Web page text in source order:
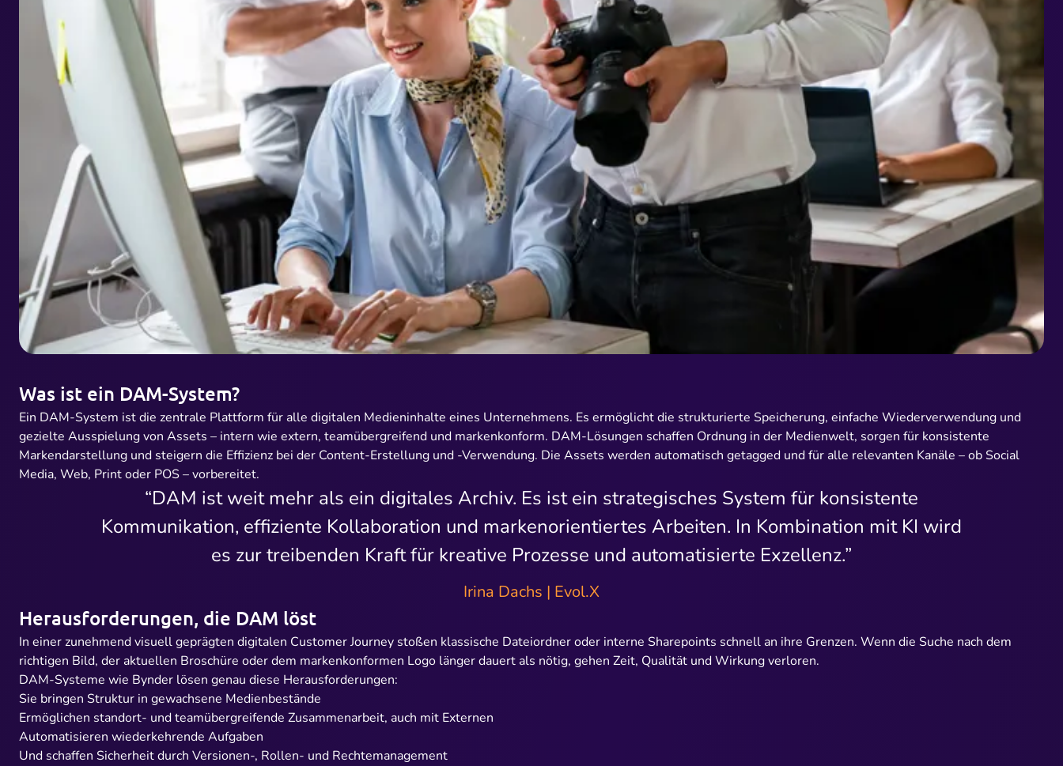
Was ist ein DAM-System?
Ein DAM-System ist die zentrale Plattform für alle digitalen Medieninhalte eines Unternehmens. Es ermöglicht die strukturierte Speicherung, einfache Wiederverwendung und
gezielte Ausspielung von Assets – intern wie extern, teamübergreifend und markenkonform. DAM-Lösungen schaffen Ordnung in der Medienwelt, sorgen für konsistente
Markendarstellung und steigern die Effizienz bei der Content-Erstellung und -Verwendung. Die Assets werden automatisch getagged und für alle relevanten Kanäle – ob Social
Media, Web, Print oder POS – vorbereitet.
“DAM ist weit mehr als ein digitales Archiv. Es ist ein strategisches System für konsistente
Kommunikation, effiziente Kollaboration und markenorientiertes Arbeiten. In Kombination mit KI wird
es zur treibenden Kraft für kreative Prozesse und automatisierte Exzellenz.”
Irina Dachs | Evol.X
Herausforderungen, die DAM löst
In einer zunehmend visuell geprägten digitalen Customer Journey stoßen klassische Dateiordner oder interne Sharepoints schnell an ihre Grenzen. Wenn die Suche nach dem
richtigen Bild, der aktuellen Broschüre oder dem markenkonformen Logo länger dauert als nötig, gehen Zeit, Qualität und Wirkung verloren.
DAM-Systeme wie Bynder lösen genau diese Herausforderungen:
Sie bringen Struktur in gewachsene Medienbestände
Ermöglichen standort- und teamübergreifende Zusammenarbeit, auch mit Externen
Automatisieren wiederkehrende Aufgaben
Und schaffen Sicherheit durch Versionen-, Rollen- und Rechtemanagement